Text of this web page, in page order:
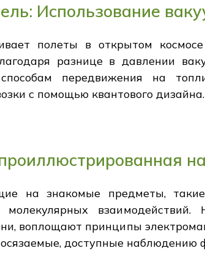
Использование
полеты в открытом
разнице в давлении
передвижения на
с помощью квантового дизайна.
на знакомые предметы,
воплощают принципы
доступные наблюдению